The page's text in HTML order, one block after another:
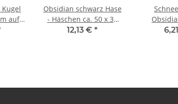
auf
Obsidian schwarz Hase
- Häschen ca. 50 x 30
mm
12,13 € *
Obsidian
Anhänger